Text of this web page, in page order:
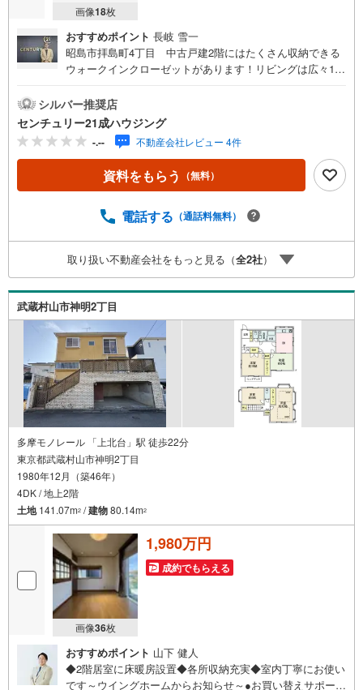
画像18枚
おすすめポイント 長岐 雪一
昭島市拝島町4丁目 中古戸建2階にはたくさん収納できる
ウォークインクローゼットがあります！リビングは広々16
階段です（^^）/センチュリー21成ハウジングでは、武蔵村
山市をはじめ、立川市・昭島市・東大和市・瑞穂町・羽村
市・あきる野市・福生市など周辺の地域も情報が盛りだく
さん。ネットに掲載できない物件も多数ございますので、
こちらの物件と一緒にご紹介させていただきます。写真が
まだ撮れていない物件に関しまして、希望があれば写真デ
見たい方はお申し付けください。お気軽にお問い合わせく
シルバー推奨店
センチュリー21成ハウジング
-.-- 不動産会社レビュー 4件
資料をもらう （無料）
電話する （通話料無料）
取り扱い不動産会社をもっと見る（全2社）
武蔵村山市神明2丁目
多摩モノレール 「上北台」駅 徒歩22分
東京都武蔵村山市神明2丁目
1980年12月（築46年）
4DK / 地上2階
土地141.07m2 /建物80.14m2
画像36枚
1,980万円
成約でもらえる
おすすめポイント 山下 健人
◆2階居室に床暖房設置◆各所収納充実◆室内丁寧にお使い
です～ウイングホームからお知らせ～●お買い替えサポート